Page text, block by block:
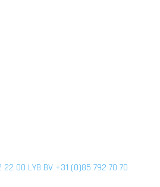
00 LYB BV +31 (0)85 792 70 70